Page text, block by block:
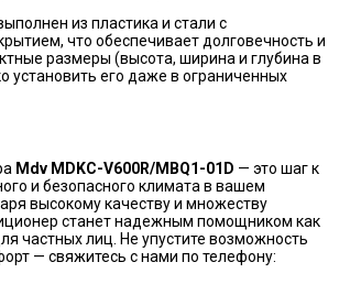
из пластика и стали с
что обеспечивает долговечность и
размеры (высота, ширина и глубина в
установить его даже в ограниченных
Mdv MDKC-V600R/MBQ1-01D — это шаг к
и безопасного климата в вашем
высокому качеству и множеству
станет надежным помощником как
частных лиц. Не упустите возможность
— свяжитесь с нами по телефону: